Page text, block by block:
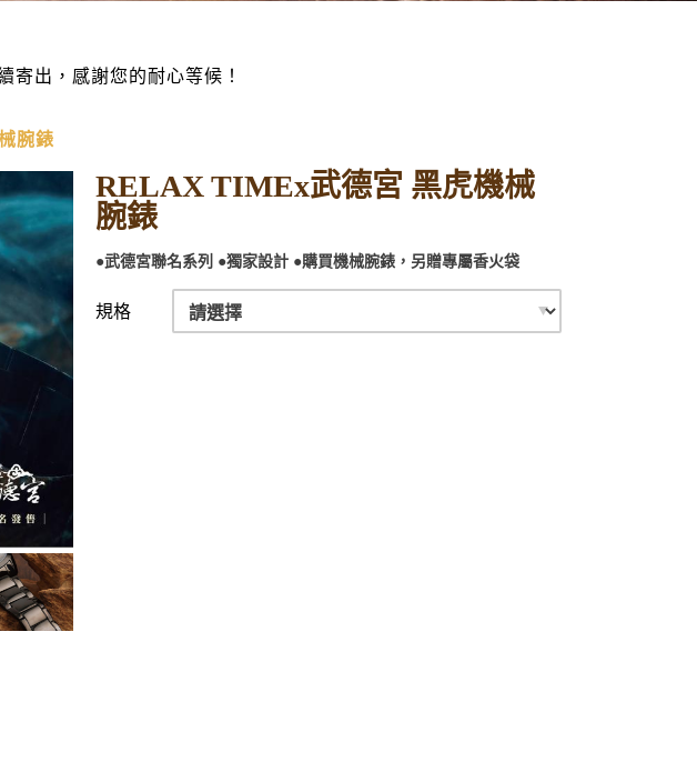
寄出，感謝您的耐心等候！
腕錶
RELAX TIMEx武德宮 黑虎機械
腕錶
●武德宮聯名系列 ●獨家設計 ●購買機械腕錶，另贈專屬香火袋
規格